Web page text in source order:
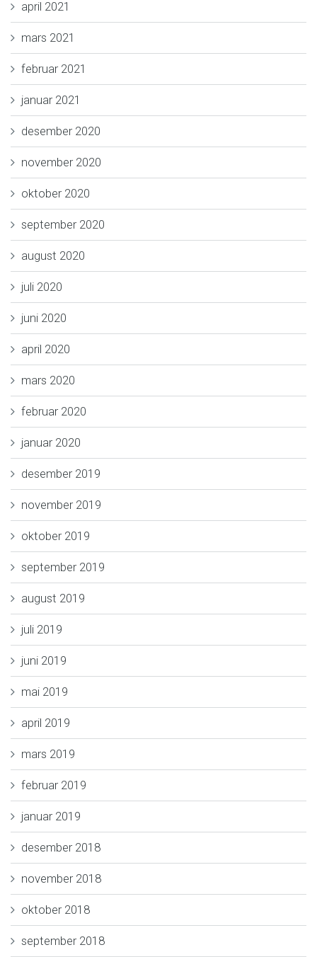
april 2021
mars 2021
februar 2021
januar 2021
desember 2020
november 2020
oktober 2020
september 2020
august 2020
juli 2020
juni 2020
april 2020
mars 2020
februar 2020
januar 2020
desember 2019
november 2019
oktober 2019
september 2019
august 2019
juli 2019
juni 2019
mai 2019
april 2019
mars 2019
februar 2019
januar 2019
desember 2018
november 2018
oktober 2018
september 2018